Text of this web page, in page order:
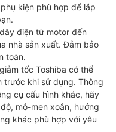
kiện phù hợp để lắp
điện từ motor đến
nhà sản xuất. Đảm bảo
toàn.
tốc Toshiba có thể
trước khi sử dụng. Thông
cụ cấu hình khác, hãy
mô-men xoắn, hướng
khác phù hợp với yêu